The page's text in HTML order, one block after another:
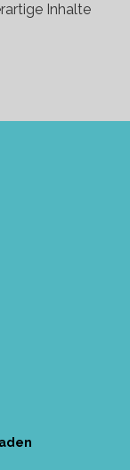
Inhalte